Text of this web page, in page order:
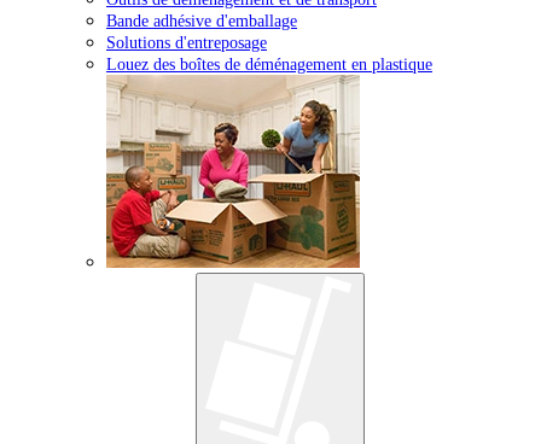
Bande adhésive d'emballage
Solutions d'entreposage
Louez des boîtes de déménagement en plastique